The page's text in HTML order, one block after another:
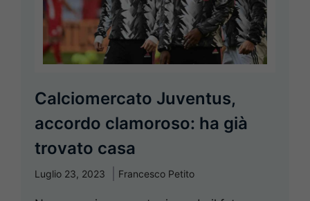
Calciomercato Juventus,
accordo clamoroso: ha già
trovato casa
Luglio 23, 2023 Francesco Petito